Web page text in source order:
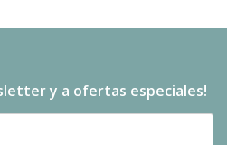
y a ofertas especiales!